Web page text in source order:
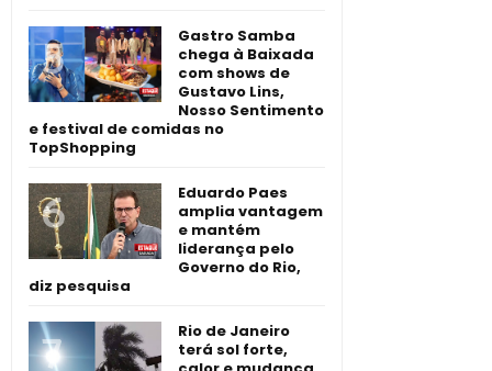
Gastro Samba
chega à Baixada
com shows de
Gustavo Lins,
Nosso Sentimento
e festival de comidas no
TopShopping
Eduardo Paes
amplia vantagem
e mantém
liderança pelo
Governo do Rio,
diz pesquisa
Rio de Janeiro
terá sol forte,